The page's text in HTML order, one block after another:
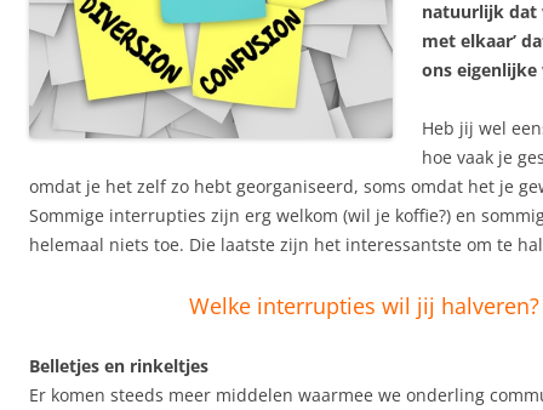
natuurlijk dat
met elkaar’
ons
Heb jij wel
hoe vaak je
omdat je het zelf zo hebt georganiseerd, soms omdat het je
Sommige interrupties zijn erg welkom (wil je koffie?) en
helemaal niets toe. Die laatste zijn het interessantste om te
Welke interrupties wil jij halveren?
Belletjes en rinkeltjes
Er komen steeds meer middelen waarmee we onderling